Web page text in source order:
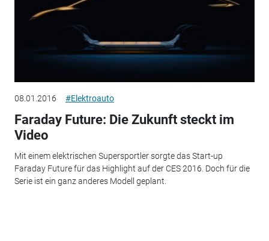
08.01.2016 #Elektroauto
Faraday Future: Die Zukunft steckt im
Video
Mit einem elektrischen Supersportler sorgte das Start-up
Faraday Future für das Highlight auf der CES 2016. Doch für die
Serie ist ein ganz anderes Modell geplant.